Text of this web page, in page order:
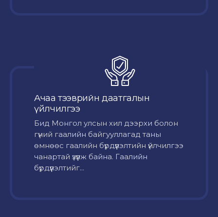
Ачаа тээврийн даатгалын
үйлчилгээ
Бид Монгол улсын хил дээрхи болон
гүний гаалийн байгууллагад таны
өмнөөс гаалийн бүрдүүлэлтийн үйлчилгээ
чанартай үзүүлж байна. Гаалийн
бүрдүүлэлтийг...